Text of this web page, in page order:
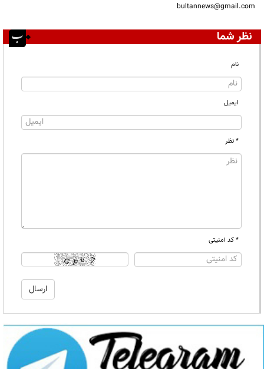
bultannews@gmail.com
نظر شما
نام
ایمیل
* نظر
* کد امنیتی